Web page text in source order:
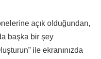
açık olduğundan,
başka bir şey
ile ekranınızda